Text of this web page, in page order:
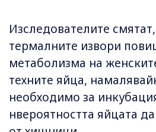
Изследователите
термалните извори
метаболизма на
техните яйца,
необходимо за
нвероятността яйцата